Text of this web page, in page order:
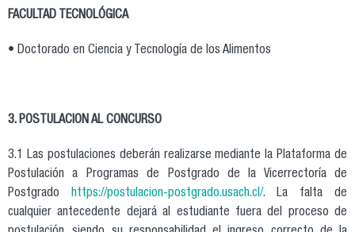
FACULTAD TECNOLÓGICA
• Doctorado en Ciencia y Tecnología de los Alimentos
3. POSTULACION AL CONCURSO
3.1 Las postulaciones deberán realizarse mediante la Plataforma de
Postulación a Programas de Postgrado de la Vicerrectoría de
Postgrado https://postulacion-postgrado.usach.cl/. La falta de
cualquier antecedente dejará al estudiante fuera del proceso de